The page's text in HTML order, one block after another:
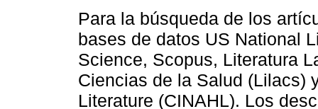
Para la búsqueda de los
bases de datos US National
Science, Scopus, Literatura
Ciencias de la Salud (Lilacs)
Literature (CINAHL). Los